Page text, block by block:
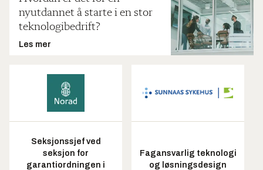
nyutdannet å starte i en stor
teknologibedrift?
Les mer
Seksjonssjef ved
seksjon for
garantiordningen i
Fagansvarlig teknologi
og løsningsdesign